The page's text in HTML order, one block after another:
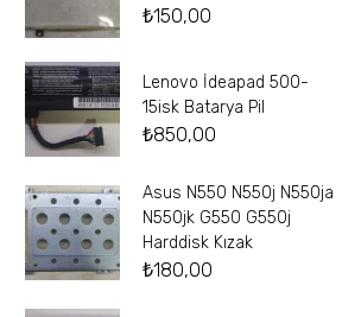
₺150,00
Lenovo İdeapad 500-
15isk Batarya Pil
₺850,00
Asus N550 N550j N550ja
N550jk G550 G550j
Harddisk Kızak
₺180,00